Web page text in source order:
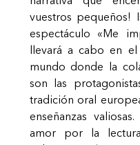
vuestros pequeños!
espectáculo «Me
llevará a cabo en
mundo donde la
son las
tradición oral
enseñanzas
amor por la